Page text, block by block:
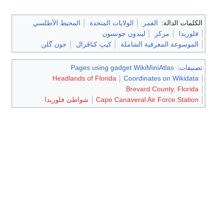
الكلمات الدالة: القمر الولايات المتحدة
المحيط الأطلسي
فلوريدا
مركز
ليندون جونسون
الموسوعة المعرفية الشاملة
كيپ كناڤرال جون گلن
تصنيفات:
Pages using gadget WikiMiniAtlas
Coordinates on Wikidata
Headlands of Florida
Brevard County, Florida
Cape Canaveral Air Force Station
شواطئ فلوريدا